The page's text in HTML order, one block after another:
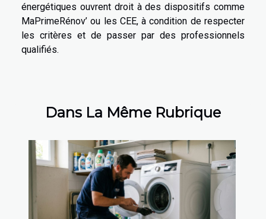
énergétiques ouvrent droit à des dispositifs comme
MaPrimeRénov’ ou les CEE, à condition de respecter
les critères et de passer par des professionnels
qualifiés.
Dans La Même Rubrique